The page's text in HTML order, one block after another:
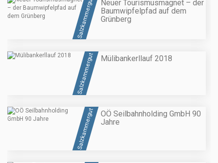
Salzkammergut
Neuer Tourismusmagnet – der
Baumwipfelpfad auf dem
Grünberg
Salzkammergut Mülibankerllauf 2018
Salzkammergut
OÖ Seilbahnholding GmbH 90
Jahre